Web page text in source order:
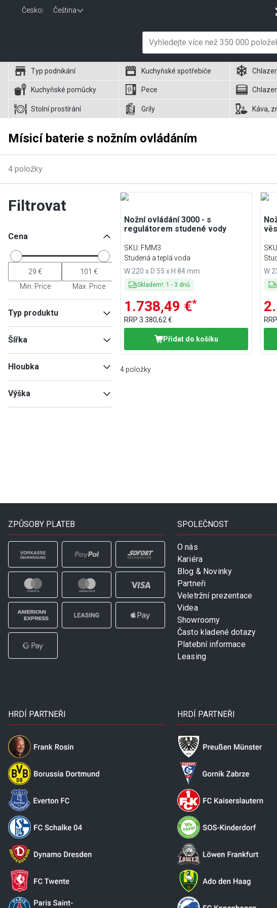
Česko Čeština
Typ podnikání Kuchyňské spotřebiče
Kuchyňské pomůcky Pece
Stolní prostírání Grily Káva,
Mísicí baterie s nožním ovládáním
4 položky
Filtrovat
Cena
Min. Price Max. Price
Typ produktu
Příslušenství pro umývání &
hygienu(1)
Šířka
Hloubka
Výška
Nožní ovládání 3000 - s
regulátorem studené vody
SKU: FMM3
Studená a teplá voda
W 220 x D 55 x H 84 mm
Skladem!: 1 - 3 dnů
1.738,49 €*
RRP 3.380,62 €
Přidat do košíku
SKU
W
4 položky
ZPŮSOBY PLATEB SPOLEČNOST
O nás
Kariéra
Blog & Novinky
Partneři
Veletržní prezentace
Videa
Showroomy
Často kladené dotazy
Platební informace
Leasing
HRDÍ PARTNEŘI HRDÍ PARTNEŘI